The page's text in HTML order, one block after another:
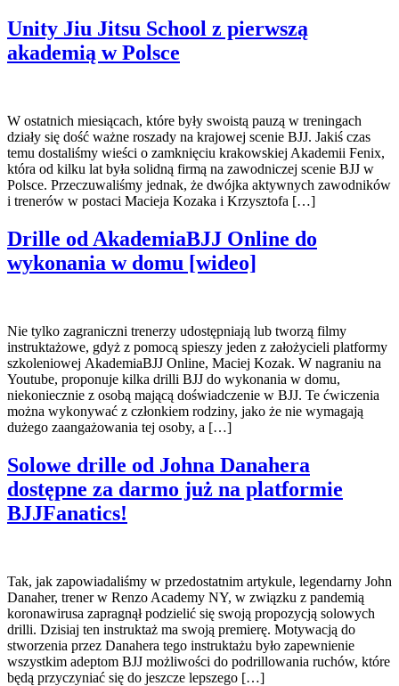
Unity Jiu Jitsu School z pierwszą
akademią w Polsce
W ostatnich miesiącach, które były swoistą pauzą w treningach
działy się dość ważne roszady na krajowej scenie BJJ. Jakiś czas
temu dostaliśmy wieści o zamknięciu krakowskiej Akademii Fenix,
która od kilku lat była solidną firmą na zawodniczej scenie BJJ w
Polsce. Przeczuwaliśmy jednak, że dwójka aktywnych zawodników
i trenerów w postaci Macieja Kozaka i Krzysztofa […]
Drille od AkademiaBJJ Online do
wykonania w domu [wideo]
Nie tylko zagraniczni trenerzy udostępniają lub tworzą filmy
instruktażowe, gdyż z pomocą spieszy jeden z założycieli platformy
szkoleniowej AkademiaBJJ Online, Maciej Kozak. W nagraniu na
Youtube, proponuje kilka drilli BJJ do wykonania w domu,
niekoniecznie z osobą mającą doświadczenie w BJJ. Te ćwiczenia
można wykonywać z członkiem rodziny, jako że nie wymagają
dużego zaangażowania tej osoby, a […]
Solowe drille od Johna Danahera
dostępne za darmo już na platformie
BJJFanatics!
Tak, jak zapowiadaliśmy w przedostatnim artykule, legendarny John
Danaher, trener w Renzo Academy NY, w związku z pandemią
koronawirusa zapragnął podzielić się swoją propozycją solowych
drilli. Dzisiaj ten instruktaż ma swoją premierę. Motywacją do
stworzenia przez Danahera tego instruktażu było zapewnienie
wszystkim adeptom BJJ możliwości do podrillowania ruchów, które
będą przyczyniać się do jeszcze lepszego […]